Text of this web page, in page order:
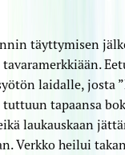
täyttymisen
laidalle, josta
tapaansa
laukauskaan
Verkko heilui